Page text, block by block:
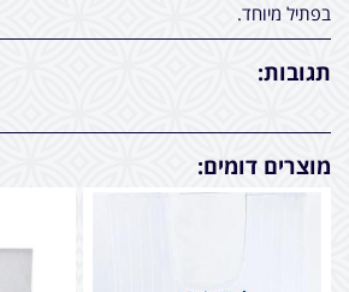
בפתיל מיוחד.
תגובות:
מוצרים דומים: